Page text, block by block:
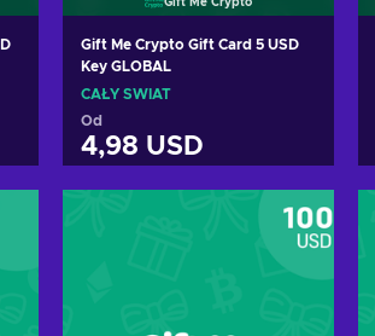
Gift Me Crypto
Gift Me Crypto Gift Card 5 USD
Key GLOBAL
CAŁY ŚWIAT
Od
4,98 USD
Dodaj do koszyka